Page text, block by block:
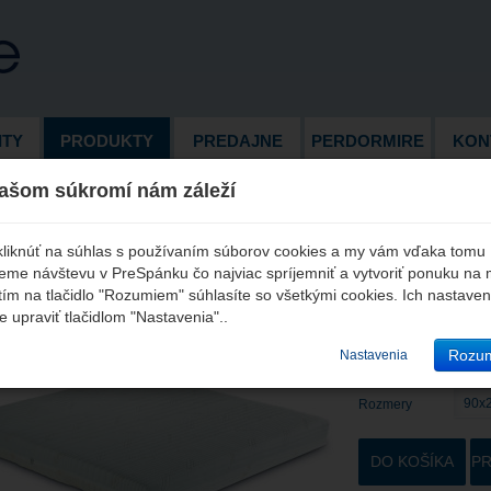
súkromí nám záleží
na súhlas s používaním súborov cookies a my vám vďaka tomu
návštevu v PreSpánku čo najviac spríjemniť a vytvoriť ponuku na
na tlačidlo "Rozumiem" súhlasíte so všetkými cookies. Ich
upraviť tlačidlom "Nastavenia"..
Nastavenia
PRODUKTY PREDAJNE PERDORMIRE
Matrace>Matrac New Memory B 2.0
New Memory B 2.0
€ 512
Rozmery
DO KOŠÍKA